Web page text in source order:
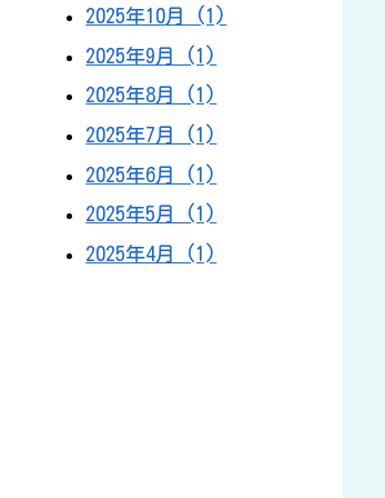
2025年10月 (1)
2025年9月 (1)
2025年8月 (1)
2025年7月 (1)
2025年6月 (1)
2025年5月 (1)
2025年4月 (1)